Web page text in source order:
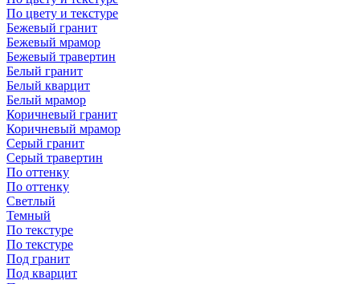
По цвету и текстуре
Бежевый гранит
Бежевый мрамор
Бежевый травертин
Белый гранит
Белый кварцит
Белый мрамор
Коричневый гранит
Коричневый мрамор
Серый гранит
Серый травертин
По оттенку
По оттенку
Светлый
Темный
По текстуре
По текстуре
Под гранит
Под кварцит